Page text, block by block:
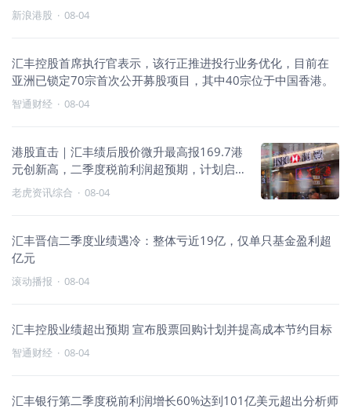
新浪港股 · 08-04
汇丰控股首席执行官表示，该行正推进投行业务优化，目前在
亚洲已锁定70宗首次公开募股项目，其中40宗位于中国香港。
智通财经 · 08-04
港股直击｜汇丰绩后股价微升最高报169.7港
元创新高，二季度税前利润超预期，计划启
动10亿美元的股票回购计划
老虎资讯综合 · 08-04
汇丰晋信二季度业绩遇冷：整体亏近19亿，仅单只基金盈利超
亿元
滚动播报 · 08-04
汇丰控股业绩超出预期 宣布股票回购计划并提高成本节约目标
智通财经 · 08-04
汇丰银行第二季度税前利润增长60%达到101亿美元超出分析师